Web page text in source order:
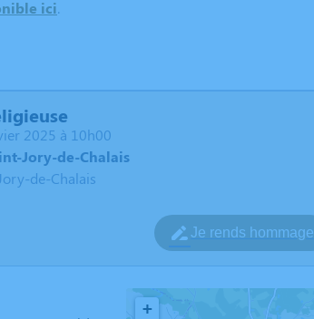
ici.
2025 à 10h00
Jory-de-Chalais
de-Chalais
Je rends hommage
+